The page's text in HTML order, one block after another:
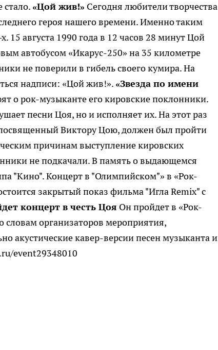
стало. «Цой жив!» Сегодня любители творчества
героя нашего времени. Именно таким
августа 1990 года в 12 часов 28 минут Цой
автобусом «Икарус-250» на 35 километре
не поверили в гибель своего кумира. На
надписи: «Цой жив!». «Звезда по имени
о рок-музыканте его кировские поклонники.
песни Цоя, но и исполняет их. На этот раз
Виктору Цою, должен был пройти
причинам выступление кировских
не подкачали. В память о выдающемся
"Кино". Концерт в "Олимпийском"» в «Рок-
закрытый показ фильма "Игла Remix" с
концерт в честь Цоя Он пройдет в «Рок-
организаторов мероприятия,
акустические кавер-версии песен музыканта и
event29348010